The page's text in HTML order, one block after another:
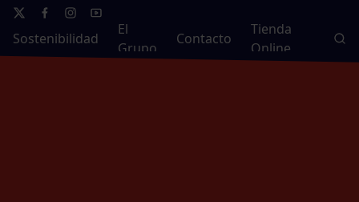
Sostenibilidad
El
Grupo
Contacto
Tienda
Online